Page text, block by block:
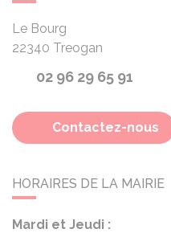
Le Bourg
22340 Treogan
02 96 29 65 91
Contactez-nous
HORAIRES DE LA MAIRIE
Mardi et Jeudi :